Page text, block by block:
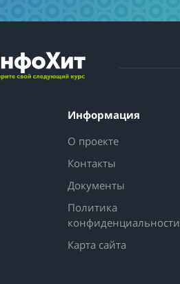
Информация
О проекте
Контакты
Документы
Политика
конфиденциальности
Карта сайта